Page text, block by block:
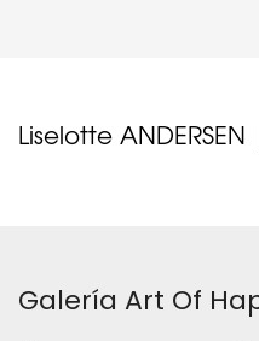
Liselotte
Galería Art Of